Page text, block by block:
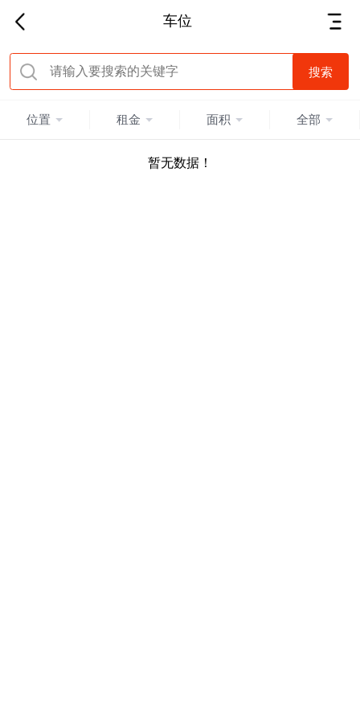
车位
位置 租金 面积 全部
暂无数据！